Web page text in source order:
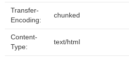
Transfer-
Encoding:
chunked
Content-
Type:
text/html